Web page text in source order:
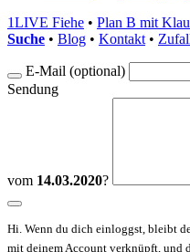
1LIVE Fiehe • Plan B mit
Suche • Blog • Kontakt •
E-Mail (optional)
Sendung
vom 14.03.2020?
Hi. Wenn du dich einloggst, bleibt
mit deinem Account verknüpft, und